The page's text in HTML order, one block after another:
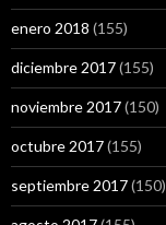
enero 2018 (155)
diciembre 2017(155)
noviembre 2017(150)
octubre 2017(155)
septiembre 2017(150)